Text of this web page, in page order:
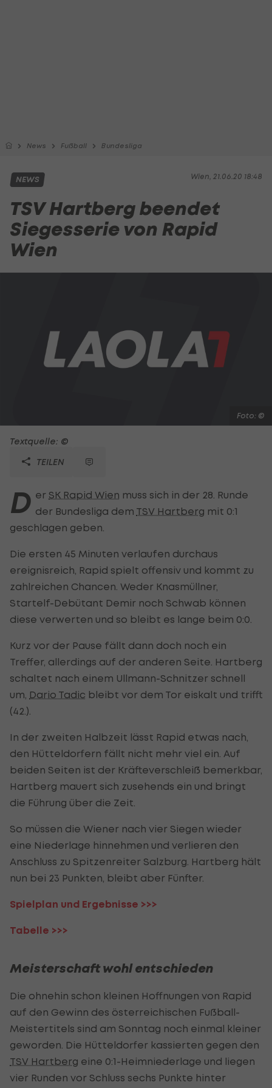
News Fußball Bundesliga
Wien, 21.06.20 18:48
NEWS
TSV Hartberg beendet
Siegesserie von Rapid
Wien
Foto: ©
Textquelle: ©
TEILEN
D er SK Rapid Wien muss sich in der 28. Runde
der Bundesliga dem TSV Hartberg mit 0:1
geschlagen geben.
Die ersten 45 Minuten verlaufen durchaus
ereignisreich, Rapid spielt offensiv und kommt zu
zahlreichen Chancen. Weder Knasmüllner,
Startelf-Debütant Demir noch Schwab können
diese verwerten und so bleibt es lange beim 0:0.
Kurz vor der Pause fällt dann doch noch ein
Treffer, allerdings auf der anderen Seite. Hartberg
schaltet nach einem Ullmann-Schnitzer schnell
um, Dario Tadic bleibt vor dem Tor eiskalt und trifft
(42.).
In der zweiten Halbzeit lässt Rapid etwas nach,
den Hütteldorfern fällt nicht mehr viel ein. Auf
beiden Seiten ist der Kräfteverschleiß bemerkbar,
Hartberg mauert sich zusehends ein und bringt
die Führung über die Zeit.
So müssen die Wiener nach vier Siegen wieder
eine Niederlage hinnehmen und verlieren den
Anschluss zu Spitzenreiter Salzburg. Hartberg hält
nun bei 23 Punkten, bleibt aber Fünfter.
Spielplan und Ergebnisse >>>
Tabelle >>>
Meisterschaft wohl entschieden
Die ohnehin schon kleinen Hoffnungen von Rapid
auf den Gewinn des österreichischen Fußball-
Meistertitels sind am Sonntag noch einmal kleiner
geworden. Die Hütteldorfer kassierten gegen den
TSV Hartberg eine 0:1-Heimniederlage und liegen
vier Runden vor Schluss sechs Punkte hinter